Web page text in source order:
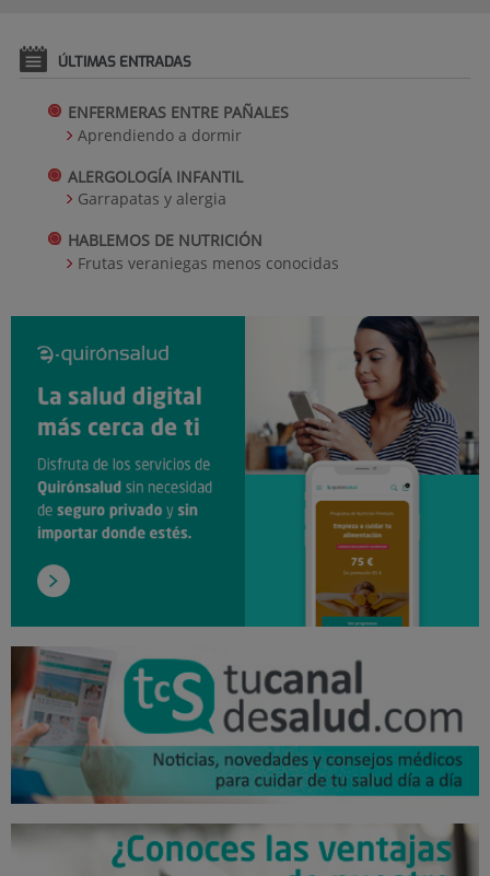
ÚLTIMAS ENTRADAS
ENFERMERAS ENTRE PAÑALES
Aprendiendo a dormir
ALERGOLOGÍA INFANTIL
Garrapatas y alergia
HABLEMOS DE NUTRICIÓN
Frutas veraniegas menos conocidas